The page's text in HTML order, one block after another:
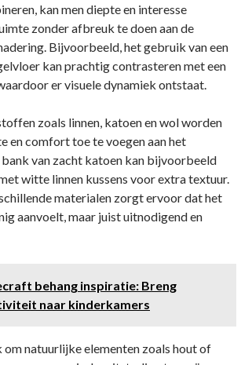
kan men diepte en interesse
zonder afbreuk te doen aan de
Bijvoorbeeld, het gebruik van een
kan prachtig contrasteren met een
er visuele dynamiek ontstaat.
zoals linnen, katoen en wol worden
en comfort toe te voegen aan het
bank van zacht katoen kan bijvoorbeeld
witte linnen kussens voor extra textuur.
materialen zorgt ervoor dat het
aanvoelt, maar juist uitnodigend en
behang inspiratie: Breng
naar kinderkamers
natuurlijke elementen zoals hout of